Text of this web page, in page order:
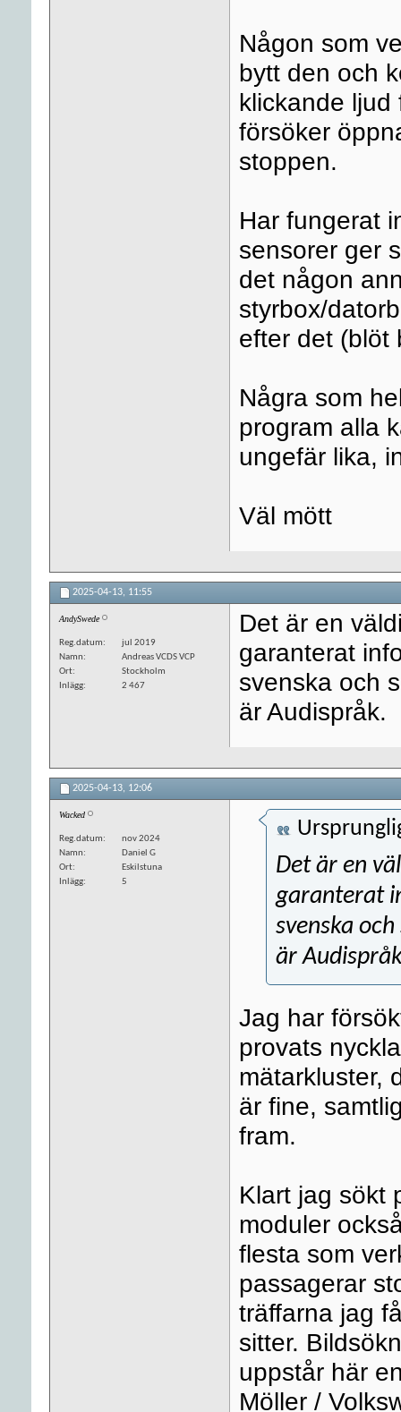
Någon som
bytt den och
klickande
försöker
stoppen.
Har fungerat
sensorer ger
det någon
styrbox/
efter det (blöt
Några som
program alla
ungefär lika,
Väl mött
2025-04-13, 11:55
AndySwede
Reg.datum
jul 2019
Namn
Andreas VCDS VCP
Ort
Stockholm
Inlägg
2 467
Det är en
garanterat
svenska och
är Audispråk.
2025-04-13, 12:06
Wacked
Reg.datum
nov 2024
Namn
Daniel G
Ort
Eskilstuna
Inlägg
5
Det är en
garanterat
svenska
är
Jag har
provats
mätarkluster,
är fine,
fram.
Klart jag sökt
moduler
flesta som
passagerar
träffarna jag
sitter.
uppstår här
Möller /